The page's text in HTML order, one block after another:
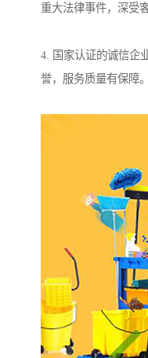
重大法律事件，深受
4. 国家认证的诚信企
誉，服务质量有保障。